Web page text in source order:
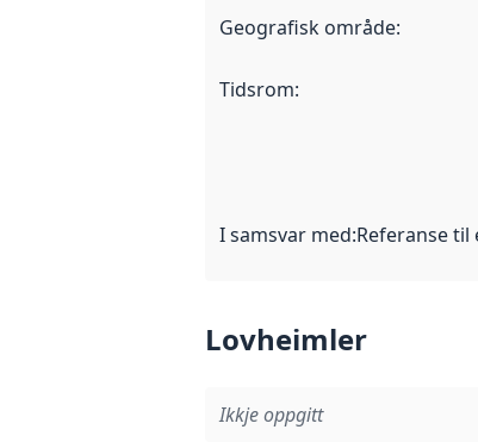
Geografisk område:
Tidsrom:
I samsvar med:Referanse
Lovheimler
Ikkje oppgitt